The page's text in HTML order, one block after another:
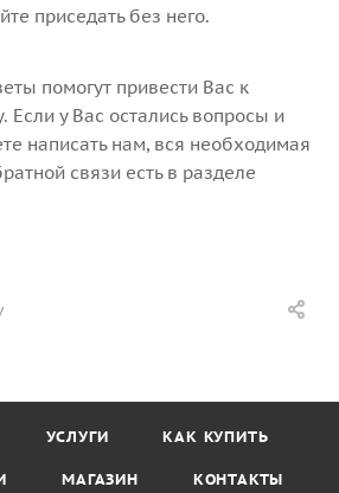
приседать без него.
помогут привести Вас к
Если у Вас остались вопросы и
написать нам, вся необходимая
связи есть в разделе
УСЛУГИ КАК КУПИТЬ
МАГАЗИН КОНТАКТЫ